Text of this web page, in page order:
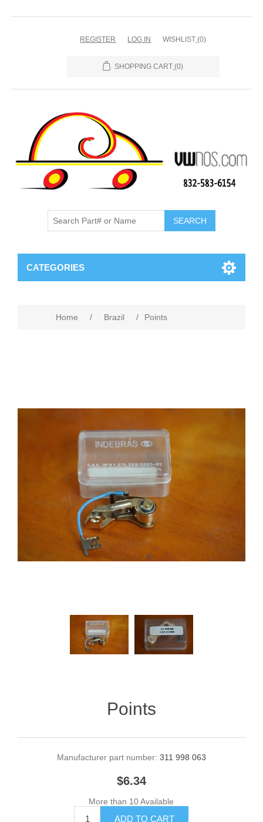
REGISTER LOG IN WISHLIST (0)
SHOPPING CART (0)
CATEGORIES
Home / Brazil / Points
Points
Manufacturer part number: 311 998 063
$6.34
More than 10 Available